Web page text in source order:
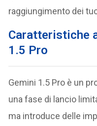
raggiungimento dei
Caratteristiche
1.5 Pro
Gemini 1.5 Pro è un
una fase di lancio
ma introduce delle